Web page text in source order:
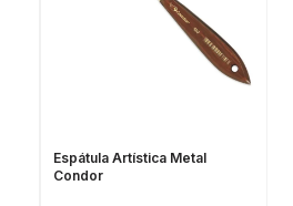
Espátula Artística Metal
Condor